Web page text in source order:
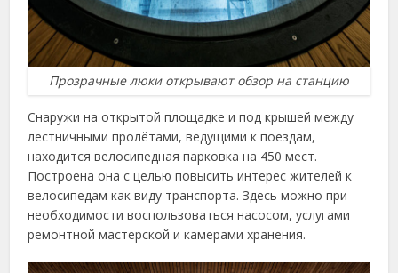
Прозрачные люки открывают обзор на станцию
Снаружи на открытой площадке и под крышей между
лестничными пролётами, ведущими к поездам,
находится велосипедная парковка на 450 мест.
Построена она с целью повысить интерес жителей к
велосипедам как виду транспорта. Здесь можно при
необходимости воспользоваться насосом, услугами
ремонтной мастерской и камерами хранения.